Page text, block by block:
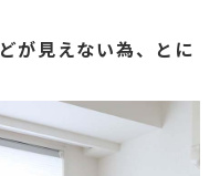
が見えない為、とに